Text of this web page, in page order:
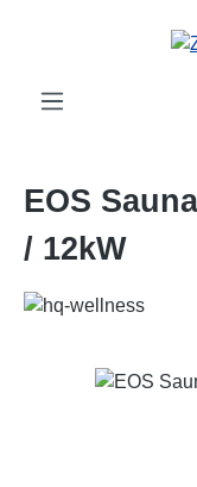
Zum Hauptinhalt
EOS
/ 12kW
Bildergalerie